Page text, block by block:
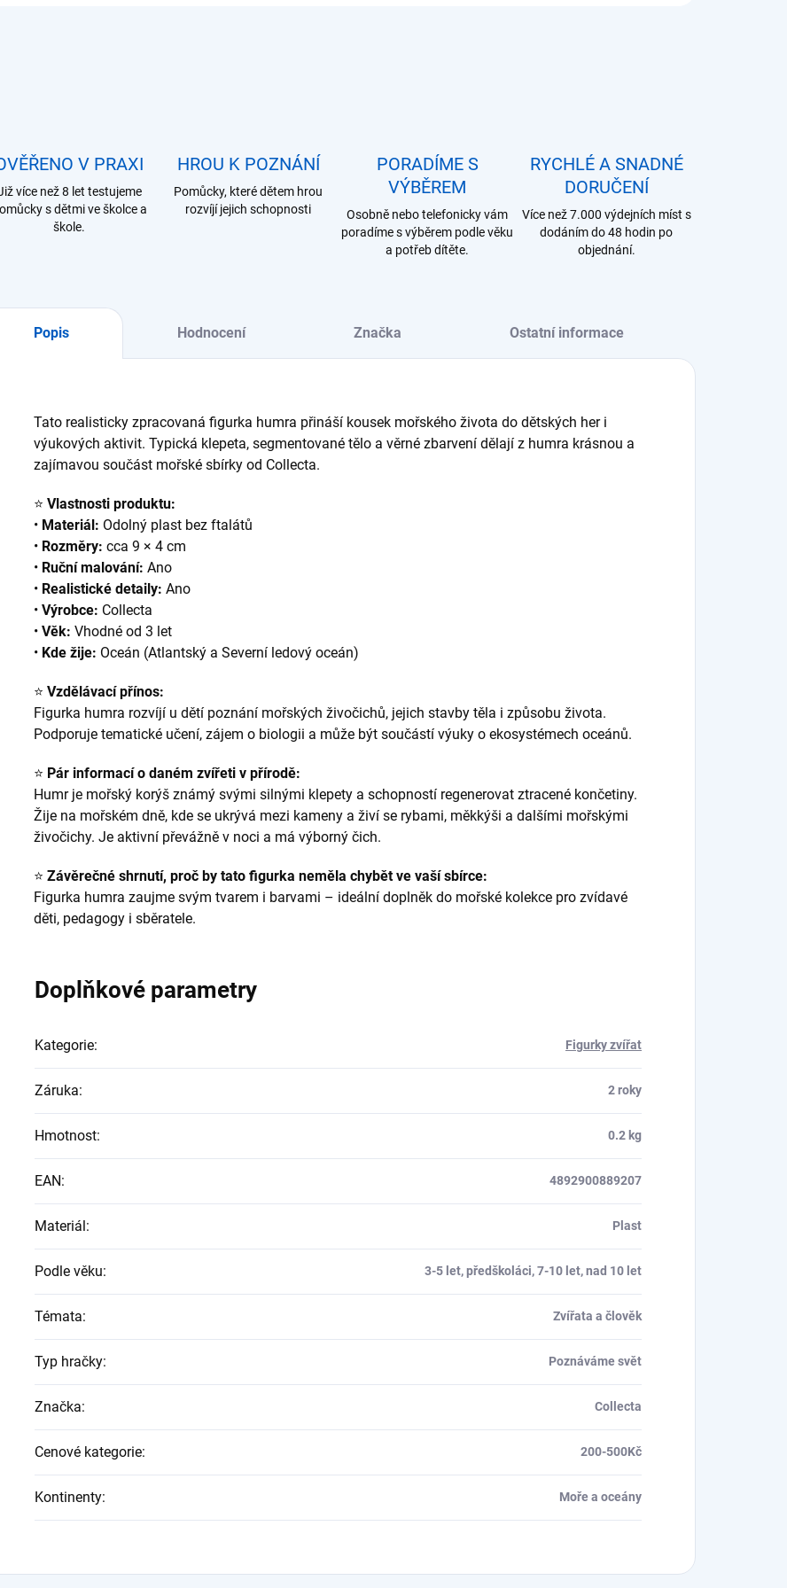
V PRAXI
více než 8 let testujeme
s dětmi ve školce a
škole.
HROU K POZNÁNÍ
Pomůcky, které dětem hrou
rozvíjí jejich schopnosti
PORADÍME S
VÝBĚREM
Osobně nebo telefonicky vám
poradíme s výběrem podle věku
a potřeb dítěte.
RYCHLÉ A SNADNÉ
DORUČENÍ
Více než 7.000 výdejních míst s
dodáním do 48 hodin po
objednání.
Popis Hodnocení Značka Ostatní informace
Tato realisticky zpracovaná figurka humra přináší kousek mořského života do dětských her i
výukových aktivit. Typická klepeta, segmentované tělo a věrné zbarvení dělají z humra krásnou a
zajímavou součást mořské sbírky od Collecta.
⭐ Vlastnosti produktu:
• Materiál: Odolný plast bez ftalátů
• Rozměry: cca 9 × 4 cm
• Ruční malování: Ano
• Realistické detaily: Ano
• Výrobce: Collecta
• Věk: Vhodné od 3 let
• Kde žije: Oceán (Atlantský a Severní ledový oceán)
⭐ Vzdělávací přínos:
Figurka humra rozvíjí u dětí poznání mořských živočichů, jejich stavby těla i způsobu života.
Podporuje tematické učení, zájem o biologii a může být součástí výuky o ekosystémech oceánů.
⭐ Pár informací o daném zvířeti v přírodě:
Humr je mořský korýš známý svými silnými klepety a schopností regenerovat ztracené končetiny.
Žije na mořském dně, kde se ukrývá mezi kameny a živí se rybami, měkkýši a dalšími mořskými
živočichy. Je aktivní převážně v noci a má výborný čich.
⭐ Závěrečné shrnutí, proč by tato figurka neměla chybět ve vaší sbírce:
Figurka humra zaujme svým tvarem i barvami – ideální doplněk do mořské kolekce pro zvídavé
děti, pedagogy i sběratele.
Doplňkové parametry
Kategorie: Figurky zvířat
Záruka: 2 roky
Hmotnost: 0.2 kg
EAN: 4892900889207
Materiál: Plast
Podle věku: 3-5 let, předškoláci, 7-10 let, nad 10 let
Témata: Zvířata a člověk
Typ hračky: Poznáváme svět
Značka: Collecta
Cenové kategorie: 200-500Kč
Kontinenty: Moře a oceány